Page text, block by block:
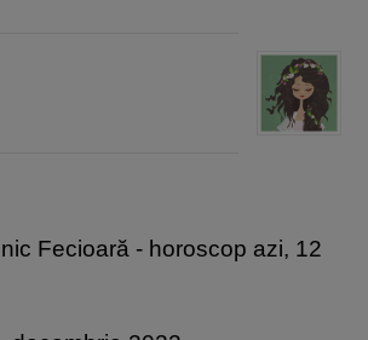
Fecioară - horoscop azi, 12